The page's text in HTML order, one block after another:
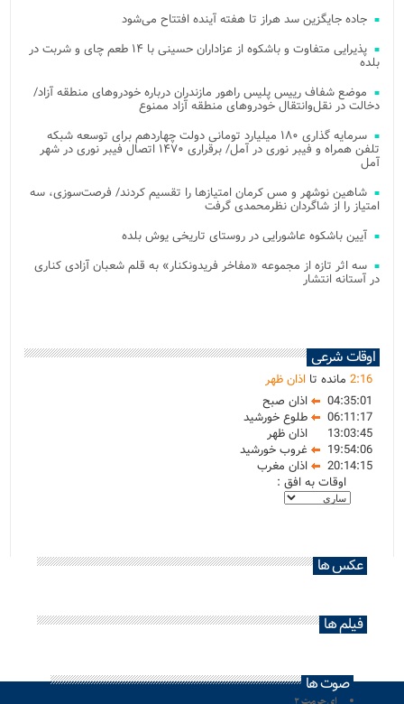
جاده جایگزین سد هراز تا هفته آینده افتتاح می‌شود
پذیرایی متفاوت و باشکوه از عزاداران حسینی با ۱۴ طعم چای و شربت در
بلده
موضع شفاف رییس پلیس راهور مازندران درباره خودروهای منطقه آزاد/
دخالت در نقل‌وانتقال خودروهای منطقه آزاد ممنوع
سرمایه گذاری ۱۸۰ میلیارد تومانی دولت چهاردهم برای توسعه شبکه
تلفن همراه و فیبر نوری در آمل/ برقراری ۱۴۷۰ اتصال فیبر نوری در شهر
آمل
شاهین نوشهر و مس کرمان امتیازها را تقسیم کردند/ فرصت‌سوزی، سه
امتیاز را از شاگردان نظرمحمدی گرفت
آیین باشکوه عاشورایی در روستای تاریخی یوش بلده
سه اثر تازه از مجموعه «مفاخر فریدونکنار» به قلم شعبان آزادی کناری
در آستانه انتشار
اوقات شرعی
2:16 مانده تااذان ظهر
04:35:01
اذان صبح
06:11:17
طلوع خورشید
13:03:45
اذان ظهر
19:54:06
غروب خورشید
20:14:15
اذان مغرب
اوقات به افق :
عکس ها
فیلم ها
صوت ها